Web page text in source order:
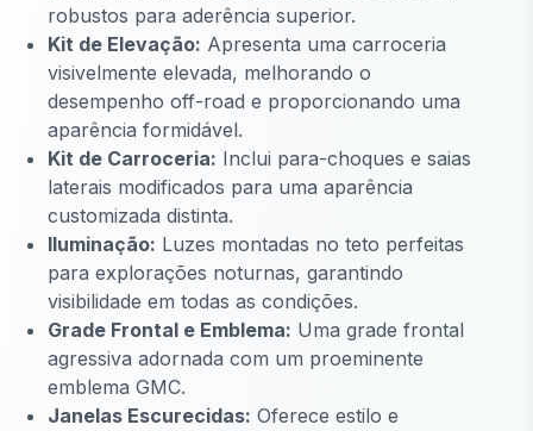
robustos para aderência superior.
Kit de Elevação: Apresenta uma carroceria
visivelmente elevada, melhorando o
desempenho off-road e proporcionando uma
aparência formidável.
Kit de Carroceria: Inclui para-choques e saias
laterais modificados para uma aparência
customizada distinta.
Iluminação: Luzes montadas no teto perfeitas
para explorações noturnas, garantindo
visibilidade em todas as condições.
Grade Frontal e Emblema: Uma grade frontal
agressiva adornada com um proeminente
emblema GMC.
Janelas Escurecidas: Oferece estilo e